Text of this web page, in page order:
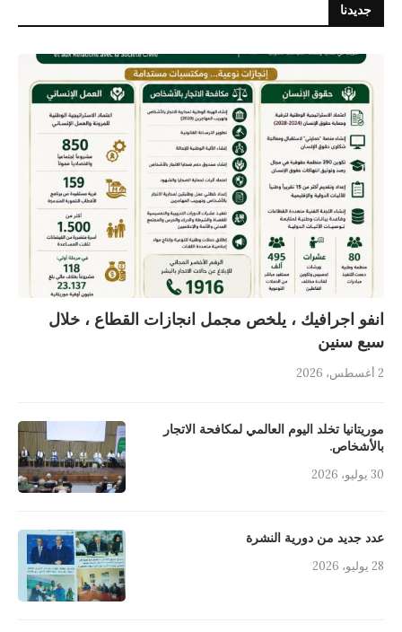
جديدنا
انفو اجرافيك ، يلخص مجمل انجازات القطاع ، خلال
سبع سنين
2 أغسطس، 2026
موريتانيا تخلد اليوم العالمي لمكافحة الاتجار
بالأشخاص.
30 يوليو، 2026
عدد جديد من دورية النشرة
28 يوليو، 2026